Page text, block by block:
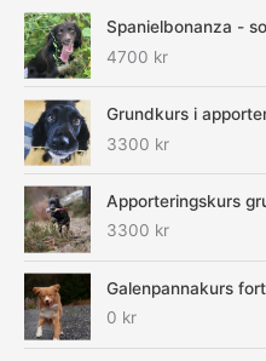
Spanielbonanza -
4700 kr
Grundkurs i
3300 kr
Apporteringskurs
3300 kr
Galenpannakurs
0 kr